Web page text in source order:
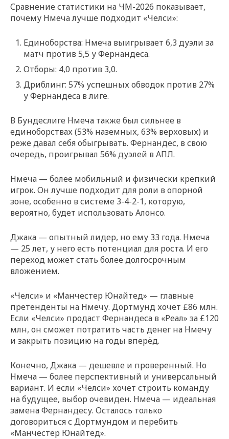
Сравнение статистики на ЧМ-2026 показывает,
почему Нмеча лучше подходит «Челси»:
Единоборства: Нмеча выигрывает 6,3 дуэли за
матч против 5,5 у Фернандеса.
Отборы: 4,0 против 3,0.
Дриблинг: 57% успешных обводок против 27%
у Фернандеса в лиге.
В Бундеслиге Нмеча также был сильнее в
единоборствах (53% наземных, 63% верховых) и
реже давал себя обыгрывать. Фернандес, в свою
очередь, проигрывал 56% дуэлей в АПЛ.
Нмеча — более мобильный и физически крепкий
игрок. Он лучше подходит для роли в опорной
зоне, особенно в системе 3-4-2-1, которую,
вероятно, будет использовать Алонсо.
Джака — опытный лидер, но ему 33 года. Нмеча
— 25 лет, у него есть потенциал для роста. И его
переход может стать более долгосрочным
вложением.
«Челси» и «Манчестер Юнайтед» — главные
претенденты на Нмечу. Дортмунд хочет £86 млн.
Если «Челси» продаст Фернандеса в «Реал» за £120
млн, он сможет потратить часть денег на Нмечу
и закрыть позицию на годы вперёд.
Конечно, Джака — дешевле и проверенный. Но
Нмеча — более перспективный и универсальный
вариант. И если «Челси» хочет строить команду
на будущее, выбор очевиден. Нмеча — идеальная
замена Фернандесу. Осталось только
договориться с Дортмундом и перебить
«Манчестер Юнайтед».